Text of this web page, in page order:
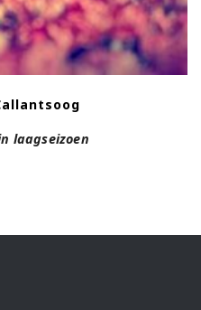
laagseizoen